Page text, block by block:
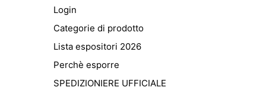
Login
Categorie di prodotto
Lista espositori 2026
Perchè esporre
SPEDIZIONIERE UFFICIALE